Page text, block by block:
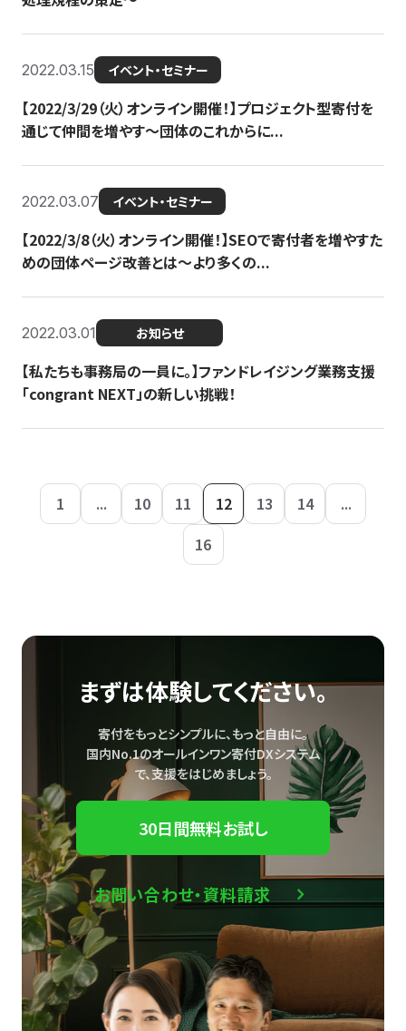
2022.03.15 イベント・セミナー
【2022/3/29（火）オンライン開催！】プロジェクト型寄付を
通じて仲間を増やす～団体のこれからに...
2022.03.07 イベント・セミナー
【2022/3/8（火）オンライン開催！】SEOで寄付者を増やすた
めの団体ページ改善とは～より多くの...
2022.03.01 お知らせ
【私たちも事務局の一員に。】ファンドレイジング業務支援
「congrant NEXT」の新しい挑戦！
1 ... 10 11 12 13 14
...
16
まずは体験してください。
寄付をもっとシンプルに、もっと自由に。
国内No.1のオールインワン寄付DXシステム
で、支援をはじめましょう。
30日間無料お試し
お問い合わせ・資料請求